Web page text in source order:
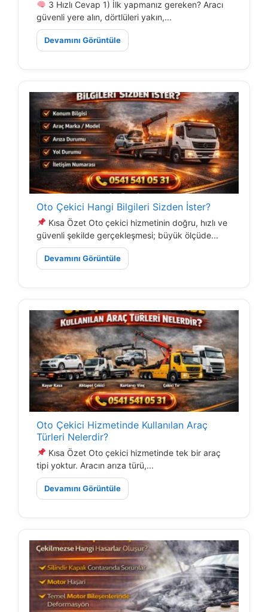
3 Hızlı Cevap 1) İlk yapmanız gereken? Aracı
güvenli yere alın, dörtlüleri yakın,...
Devamını Görüntüle
Oto Çekici Hangi Bilgileri Sizden İster?
Kısa Özet Oto çekici hizmetinin doğru, hızlı ve
güvenli şekilde gerçekleşmesi; büyük ölçüde...
Devamını Görüntüle
Oto Çekici Hizmetinde Kullanılan Araç
Türleri Nelerdir?
Kısa Özet Oto çekici hizmetinde tek bir araç
tipi yoktur. Aracın arıza türü,...
Devamını Görüntüle